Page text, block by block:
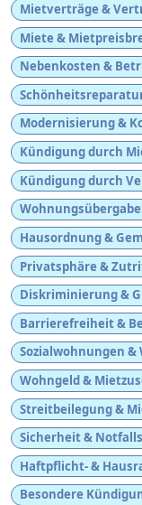
Mietverträge &
Miete &
Nebenkosten &
Modernisierung &
Kündigung durch
Kündigung durch
Hausordnung &
Privatsphäre &
Diskriminierung &
Barrierefreiheit &
Sozialwohnungen &
Wohngeld &
Streitbeilegung &
Sicherheit &
Haftpflicht- &
Besondere